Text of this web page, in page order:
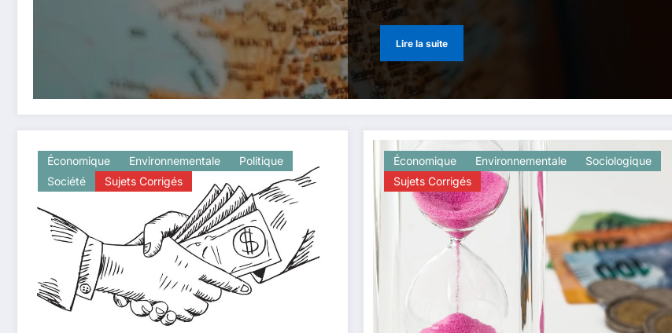
Lire la suite
Économique Environnementale
Politique
Société
Sujets Corrigés
Économique Environnementale
Sociologique
Sujets Corrigés